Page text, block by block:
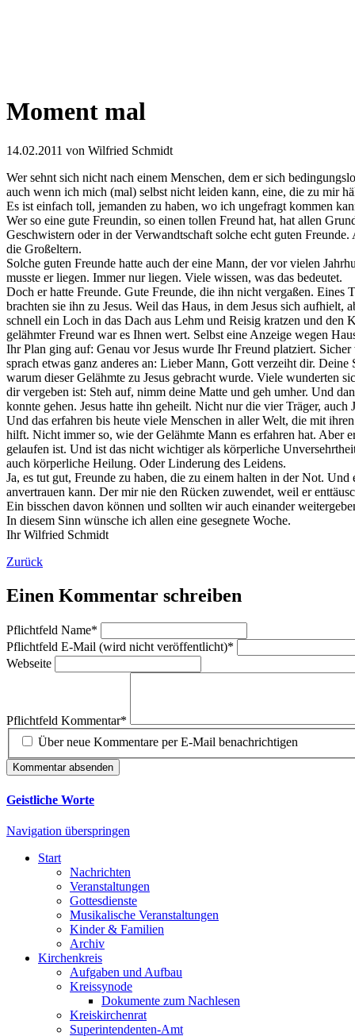
Moment mal
14.02.2011 von Wilfried Schmidt
Wer sehnt sich nicht nach einem Menschen, dem er sich
auch wenn ich mich (mal) selbst nicht leiden kann, eine, die zu mir
Es ist einfach toll, jemanden zu haben, wo ich ungefragt kommen
Wer so eine gute Freundin, so einen tollen Freund hat, hat allen
Geschwistern oder in der Verwandtschaft solche echt guten
die Großeltern.
Solche guten Freunde hatte auch der eine Mann, der vor vielen
musste er liegen. Immer nur liegen. Viele wissen, was das bedeutet.
Doch er hatte Freunde. Gute Freunde, die ihn nicht vergaßen.
brachten sie ihn zu Jesus. Weil das Haus, in dem Jesus sich
schnell ein Loch in das Dach aus Lehm und Reisig kratzen und den
gelähmter Freund war es Ihnen wert. Selbst eine Anzeige wegen
Ihr Plan ging auf: Genau vor Jesus wurde Ihr Freund platziert.
sprach etwas ganz anderes an: Lieber Mann, Gott verzeiht dir.
warum dieser Gelähmte zu Jesus gebracht wurde. Viele wunderten
dir vergeben ist: Steh auf, nimm deine Matte und geh umher. Und
konnte gehen. Jesus hatte ihn geheilt. Nicht nur die vier Träger, auch
Und das erfahren bis heute viele Menschen in aller Welt, die mit
hilft. Nicht immer so, wie der Gelähmte Mann es erfahren hat. Aber
gelaufen ist. Und ist das nicht wichtiger als körperliche
auch körperliche Heilung. Oder Linderung des Leidens.
Ja, es tut gut, Freunde zu haben, die zu einem halten in der Not.
anvertrauen kann. Der mir nie den Rücken zuwendet, weil er
Ein bisschen davon können und sollten wir auch einander
In diesem Sinn wünsche ich allen eine gesegnete Woche.
Ihr Wilfried Schmidt
Zurück
Einen Kommentar schreiben
Pflichtfeld Name*
Pflichtfeld E-Mail (wird nicht veröffentlicht)*
Webseite
Pflichtfeld Kommentar*
Über neue Kommentare per E-Mail benachrichtigen
Kommentar absenden
Geistliche Worte
Navigation überspringen
Start
Nachrichten
Veranstaltungen
Gottesdienste
Musikalische Veranstaltungen
Kinder & Familien
Archiv
Kirchenkreis
Aufgaben und Aufbau
Kreissynode
Dokumente zum Nachlesen
Kreiskirchenrat
Superintendenten-Amt